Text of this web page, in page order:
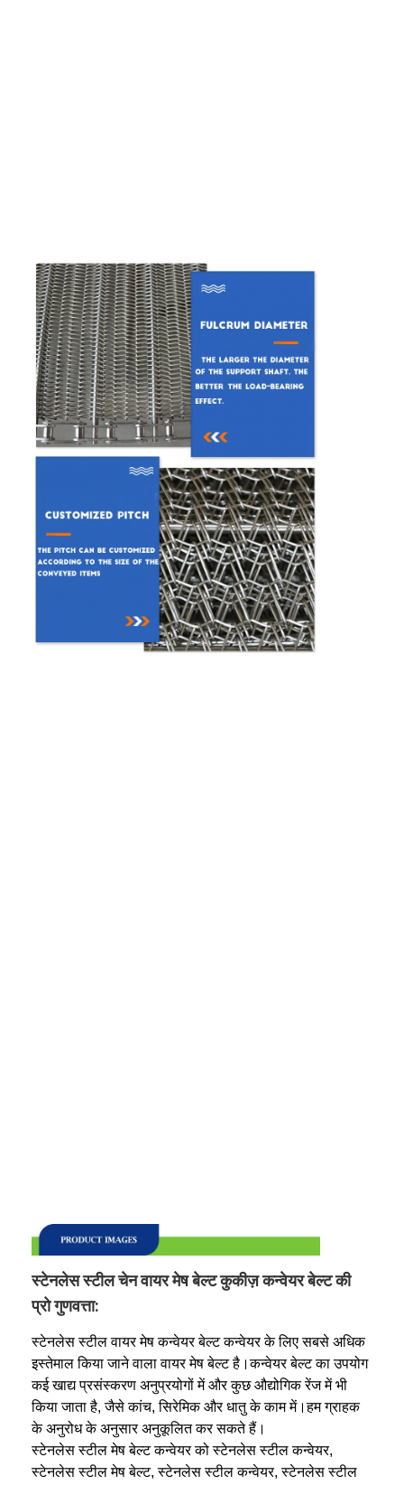
स्टेनलेस स्टील चेन वायर मेष बेल्ट कुकीज़ कन्वेयर बेल्ट की
प्रो गुणवत्ता:
स्टेनलेस स्टील वायर मेष कन्वेयर बेल्ट कन्वेयर के लिए सबसे अधिक
इस्तेमाल किया जाने वाला वायर मेष बेल्ट है।कन्वेयर बेल्ट का उपयोग
कई खाद्य प्रसंस्करण अनुप्रयोगों में और कुछ औद्योगिक रेंज में भी
किया जाता है, जैसे कांच, सिरेमिक और धातु के काम में।हम ग्राहक
के अनुरोध के अनुसार अनुकूलित कर सकते हैं।
स्टेनलेस स्टील मेष बेल्ट कन्वेयर को स्टेनलेस स्टील कन्वेयर,
स्टेनलेस स्टील मेष बेल्ट, स्टेनलेस स्टील कन्वेयर, स्टेनलेस स्टील